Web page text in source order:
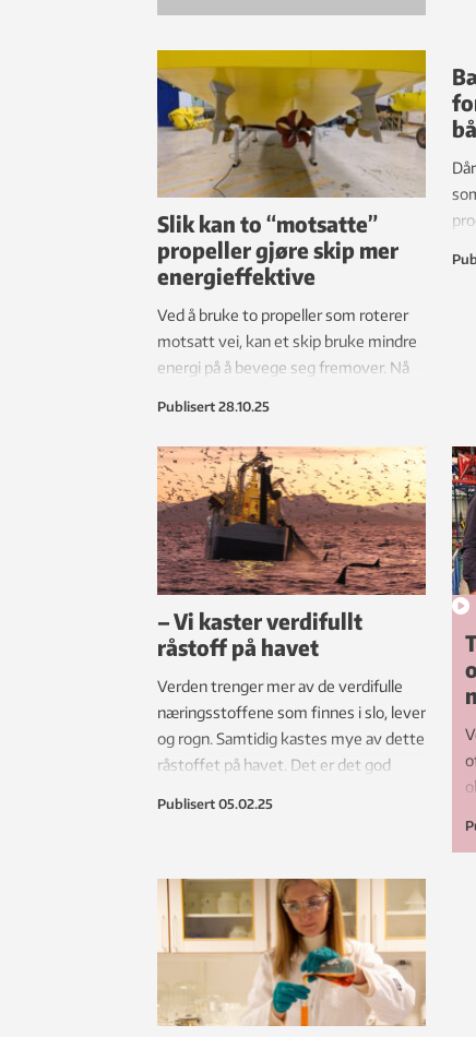
Slik kan to “motsatte”
propeller gjøre skip mer
energieffektive
Ved å bruke to propeller som roterer
motsatt vei, kan et skip bruke mindre
energi på å bevege seg fremover. Nå
Hurtigruten satser på i sitt Sea-Zero
prosjekt.
Publisert 28.10.25
– Vi kaster verdifullt
råstoff på havet
Verden trenger mer av de verdifulle
næringsstoffene som finnes i slo, lever
og rogn. Samtidig kastes mye av dette
råstoffet på havet. Det er det god
Publisert 05.02.25